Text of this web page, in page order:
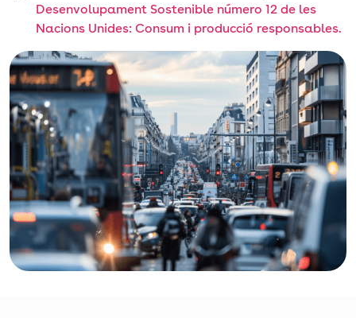
Desenvolupament Sostenible número 12 de les
Nacions Unides: Consum i producció responsables.